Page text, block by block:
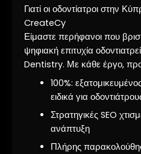
Γιατί οι οδοντίατροι στην
CreateCy
Είμαστε περήφανοι που
ψηφιακή επιτυχία
Dentistry. Με κάθε έργο,
100%:
ειδικά για
Στρατηγικές SEO
ανάπτυξη
Πλήρης